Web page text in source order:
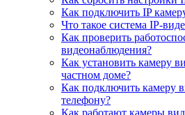
Как подключить IP
Что такое система IP-
Как проверить
видеонаблюдения?
Как установить камеру
частном доме?
Как подключить камеру
телефону?
Как работают камеры